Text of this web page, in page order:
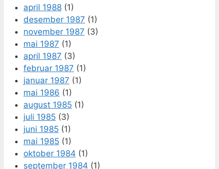
april 1988 (1)
desember 1987 (1)
november 1987 (3)
mai 1987 (1)
april 1987 (3)
februar 1987 (1)
januar 1987 (1)
mai 1986 (1)
august 1985 (1)
juli 1985 (3)
juni 1985 (1)
mai 1985 (1)
oktober 1984 (1)
september 1984 (1)